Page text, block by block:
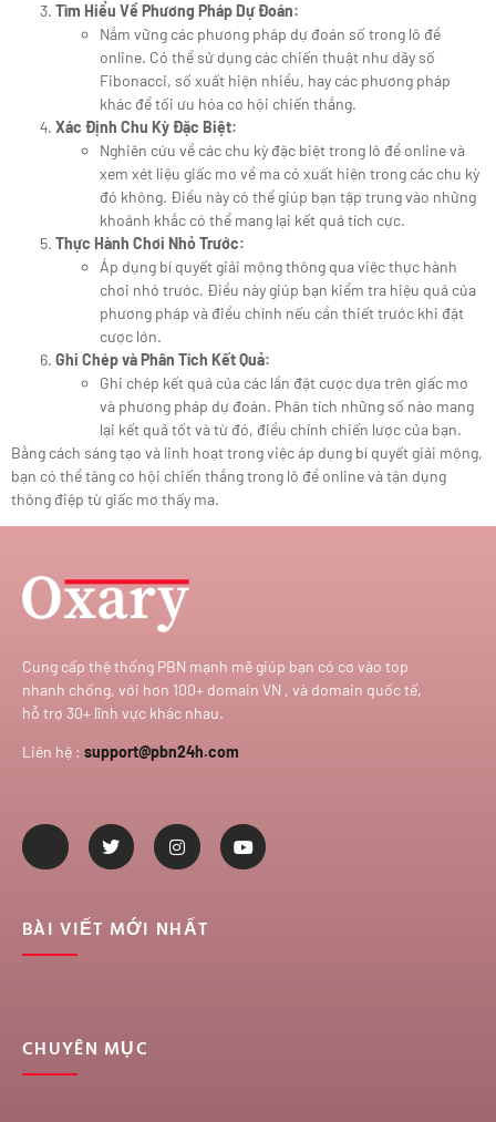
Tìm Hiểu Về Phương Pháp Dự Đoán:
Nắm vững các phương pháp dự đoán số trong lô đề
online. Có thể sử dụng các chiến thuật như dãy số
Fibonacci, số xuất hiện nhiều, hay các phương pháp
khác để tối ưu hóa cơ hội chiến thắng.
Xác Định Chu Kỳ Đặc Biệt:
Nghiên cứu về các chu kỳ đặc biệt trong lô đề online và
xem xét liệu giấc mơ về ma có xuất hiện trong các chu kỳ
đó không. Điều này có thể giúp bạn tập trung vào những
khoảnh khắc có thể mang lại kết quả tích cực.
Thực Hành Chơi Nhỏ Trước:
Áp dụng bí quyết giải mộng thông qua việc thực hành
chơi nhỏ trước. Điều này giúp bạn kiểm tra hiệu quả của
phương pháp và điều chỉnh nếu cần thiết trước khi đặt
cược lớn.
Ghi Chép và Phân Tích Kết Quả:
Ghi chép kết quả của các lần đặt cược dựa trên giấc mơ
và phương pháp dự đoán. Phân tích những số nào mang
lại kết quả tốt và từ đó, điều chỉnh chiến lược của bạn.
Bằng cách sáng tạo và linh hoạt trong việc áp dụng bí quyết giải mộng,
bạn có thể tăng cơ hội chiến thắng trong lô đề online và tận dụng
thông điệp từ giấc mơ thấy ma.
Cung cấp thệ thống PBN mạnh mẽ giúp bạn có cơ vào top
nhanh chống, với hơn 100+ domain VN , và domain quốc tế,
hỗ trợ 30+ lĩnh vực khác nhau.
Liên hệ : support@pbn24h.com
BÀI VIẾT MỚI NHẤT
CHUYÊN MỤC